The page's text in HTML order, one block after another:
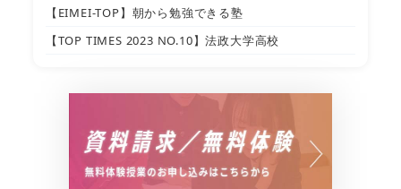
【EIMEI-TOP】朝から勉強できる塾
【TOP TIMES 2023 NO.10】法政大学高校